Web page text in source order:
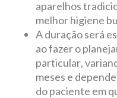
aparelhos
melhor higiene
A duração será
ao fazer o
particular,
meses e
do paciente em